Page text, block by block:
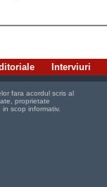
Interviuri
fara acordul scris al
proprietate
scop informativ.